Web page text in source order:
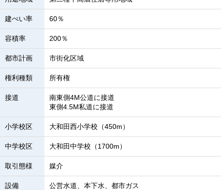
建ぺい率 60％
容積率 200％
都市計画 市街化区域
権利種類 所有権
接道
南東側4M公道に接道
東側4.5M私道に接道
小学校区 大和田西小学校（450m）
中学校区 大和田中学校（1700m）
取引態様 媒介
設備 公営水道、本下水、都市ガス